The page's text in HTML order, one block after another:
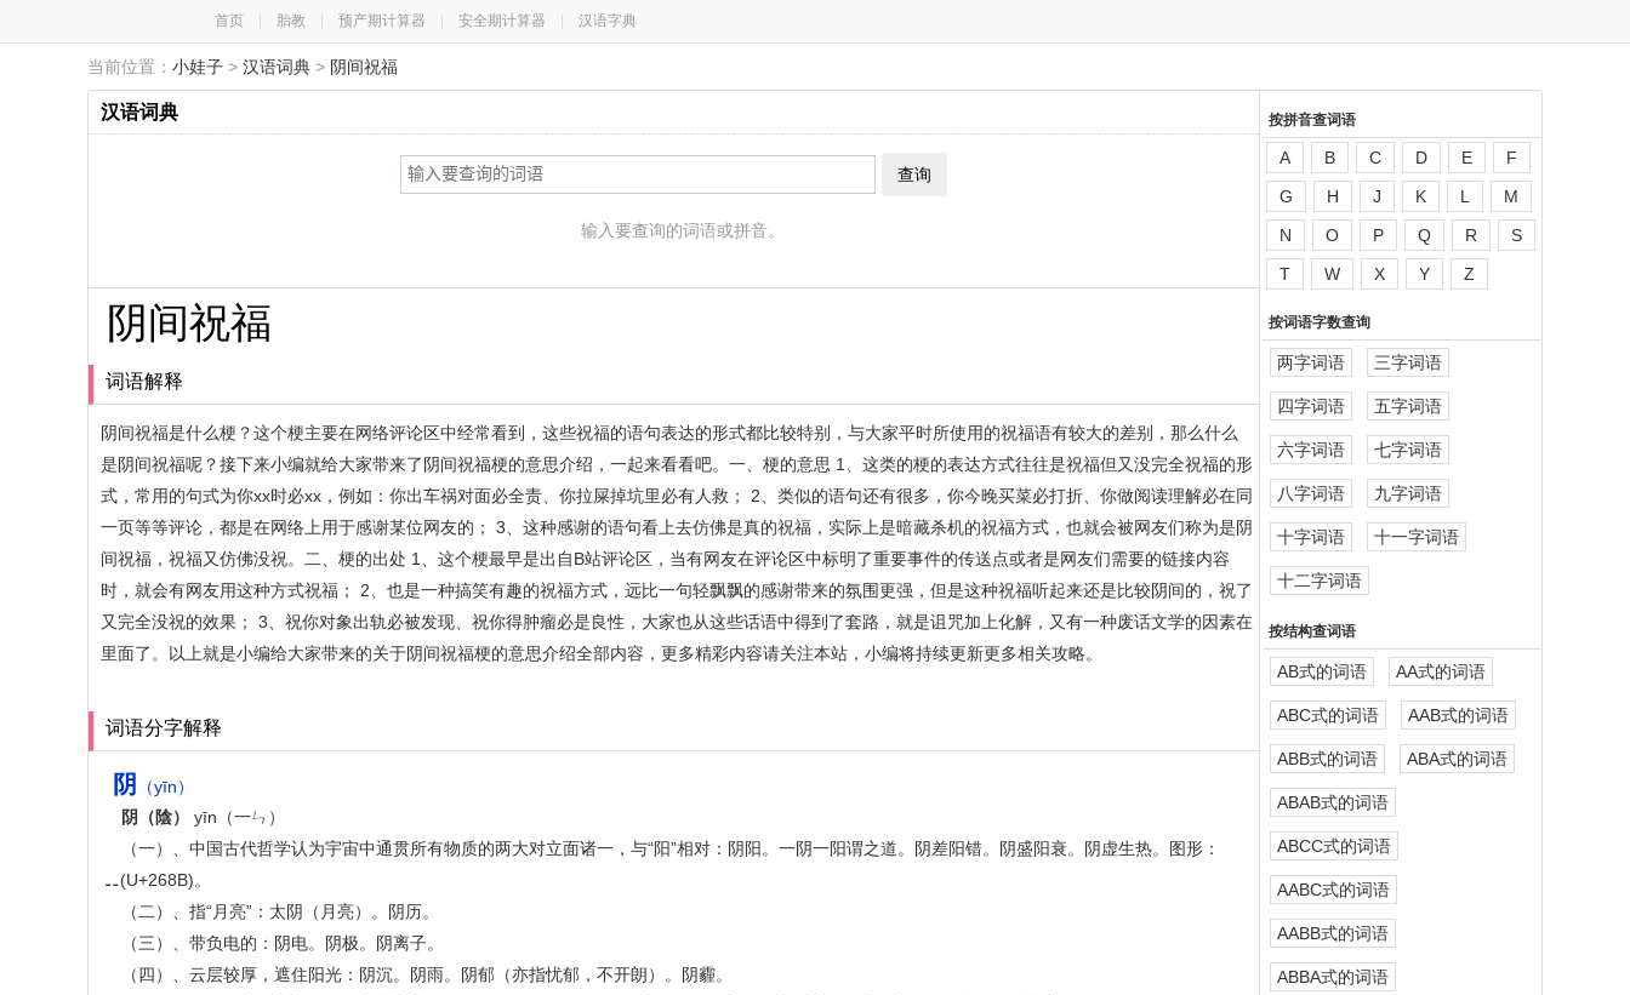
首页 胎教 预产期计算器 安全期计算器 汉语字典
当前位置： 小娃子 > 汉语词典 > 阴间祝福
汉语词典
查询
输入要查询的词语或拼音。
阴间祝福
词语解释
阴间祝福是什么梗？这个梗主要在网络评论区中经常看到，这些祝福的语句表达的形式都比较特别，与大家平时所使用的祝福语有较大的差别，那么什么
是阴间祝福呢？接下来小编就给大家带来了阴间祝福梗的意思介绍，一起来看看吧。一、梗的意思 1、这类的梗的表达方式往往是祝福但又没完全祝福的形
式，常用的句式为你xx时必xx，例如：你出车祸对面必全责、你拉屎掉坑里必有人救； 2、类似的语句还有很多，你今晚买菜必打折、你做阅读理解必在同
一页等等评论，都是在网络上用于感谢某位网友的； 3、这种感谢的语句看上去仿佛是真的祝福，实际上是暗藏杀机的祝福方式，也就会被网友们称为是阴
间祝福，祝福又仿佛没祝。二、梗的出处 1、这个梗最早是出自B站评论区，当有网友在评论区中标明了重要事件的传送点或者是网友们需要的链接内容
时，就会有网友用这种方式祝福； 2、也是一种搞笑有趣的祝福方式，远比一句轻飘飘的感谢带来的氛围更强，但是这种祝福听起来还是比较阴间的，祝了
又完全没祝的效果； 3、祝你对象出轨必被发现、祝你得肿瘤必是良性，大家也从这些话语中得到了套路，就是诅咒加上化解，又有一种废话文学的因素在
里面了。以上就是小编给大家带来的关于阴间祝福梗的意思介绍全部内容，更多精彩内容请关注本站，小编将持续更新更多相关攻略。
词语分字解释
阴
（yīn）
阴（陰）
yīn（一ㄣ）
（一）、中国古代哲学认为宇宙中通贯所有物质的两大对立面诸一，与“阳”相对：阴阳。一阴一阳谓之道。阴差阳错。阴盛阳衰。阴虚生热。图形：
⚋(U+268B)。
（二）、指“月亮”：太阴（月亮）。阴历。
（三）、带负电的：阴电。阴极。阴离子。
（四）、云层较厚，遮住阳光：阴沉。阴雨。阴郁（亦指忧郁，不开朗）。阴霾。
按拼音查词语
A B C D E
F
G
H J K L
M
N
O P Q R
S
T
W X Y Z
按词语字数查询
两字词语 三字词语
四字词语 五字词语
六字词语 七字词语
八字词语 九字词语
十字词语 十一字词语
十二字词语
按结构查词语
AB式的词语 AA式的词语
ABC式的词语 AAB式的词语
ABB式的词语 ABA式的词语
ABAB式的词语
ABCC式的词语
AABC式的词语
AABB式的词语
ABBA式的词语